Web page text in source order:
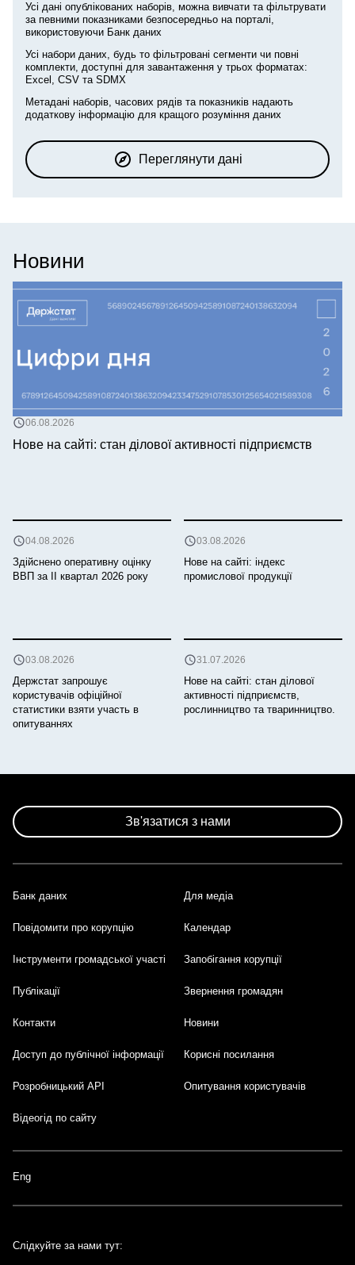
Усі дані опублікованих наборів, можна вивчати та фільтрувати
за певними показниками безпосередньо на порталі,
використовуючи Банк даних
Усі набори даних, будь то фільтровані сегменти чи повні
комплекти, доступні для завантаження у трьох форматах:
Excel, CSV та SDMX
Метадані наборів, часових рядів та показників надають
додаткову інформацію для кращого розуміння даних
Переглянути дані
Новини
06.08.2026
Нове на сайті: стан ділової активності підприємств
04.08.2026
Здійснено оперативну оцінку
ВВП за ІI квартал 2026 року
03.08.2026
Нове на сайті: індекс
промислової продукції
03.08.2026
Держстат запрошує
користувачів офіційної
статистики взяти участь в
опитуваннях
31.07.2026
Нове на сайті: стан ділової
активності підприємств,
рослинництво та тваринництво.
Зв'язатися з нами
Footer
Банк даних Для медіа
Повідомити про корупцію Календар
Інструменти громадської участі Запобігання корупції
Публікації Звернення громадян
Контакти Новини
Доступ до публічної інформації Корисні посилання
Розробницький API Опитування користувачів
Відеогід по сайту
Eng
Слідкуйте за нами тут: